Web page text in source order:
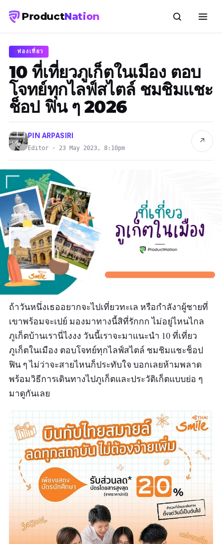
ProductNation
ท่องเที่ยว
10 ที่เที่ยวภูเก็ตในเมือง ตอบ
โจทย์ทุกไลฟ์สไตล์ ชมชิมแชะ
ช็อป ฟิน ๆ 2026
PIN ARPASIRI
Editor · 23 May 2023, 8:10pm
↗
ถ้าวันหนึ่งเธออยากจะไปเที่ยวทะเล หรือกำลังาผู้ชายที่
เขาพร้อมจะเปย์ มองมาทางนี้สิที่รักกก ไม่อยู่ไหนไกล
ภูเก็ตบ้านเรานี่ไงงง วันนี้เราจะมาแนะนำ 10 ที่เที่ยว
ภูเก็ตในเมือง ตอบโจทย์ทุกไลฟ์สไตล์ ชมชิมแชะช็อป
ฟิน ๆ ไม่ว่าจะสายไหนก็ประทับใจ บอกเลยห้ามพลาด
พร้อมวิธีการเดินทางไปภูเก็ตและประวัติเก็ตแบบย่อ ๆ
มาดูกันเลย